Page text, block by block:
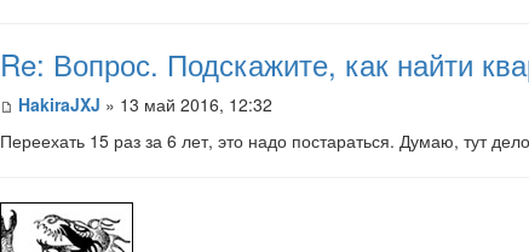
Re: Вопрос. Подскажите, как найти
HakiraJXJ » 13 май 2016, 12:32
Переехать 15 раз за 6 лет, это надо постараться. Думаю, тут